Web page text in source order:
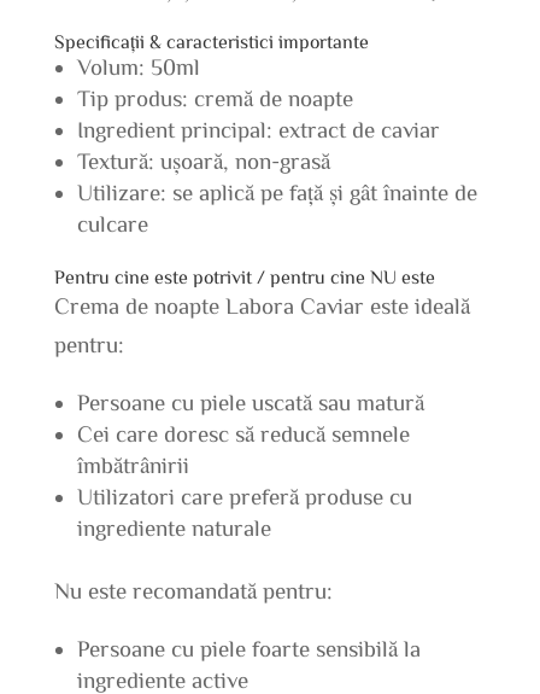
Specificații & caracteristici importante
Volum: 50ml
Tip produs: cremă de noapte
Ingredient principal: extract de caviar
Textură: ușoară, non-grasă
Utilizare: se aplică pe față și gât înainte de
culcare
Pentru cine este potrivit / pentru cine NU este
Crema de noapte Labora Caviar este ideală
pentru:
Persoane cu piele uscată sau matură
Cei care doresc să reducă semnele
îmbătrânirii
Utilizatori care preferă produse cu
ingrediente naturale
Nu este recomandată pentru:
Persoane cu piele foarte sensibilă la
ingrediente active